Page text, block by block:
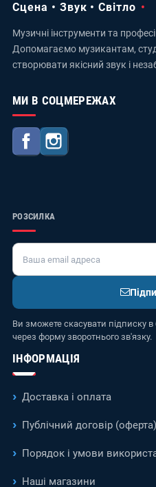
Сцена • Звук • Світло
Музичні інструменти та
Допомагаємо музикантам,
створювати якісний звук і
МИ В СОЦМЕРЕЖАХ
Facebook
РОЗСИЛКА
Ви зможете скасувати підписку
через форму зворотнього зв'язку.
ІНФОРМАЦІЯ
Доставка і оплата
Публічний договір (оферта)
Порядок і умови
Наші магазини